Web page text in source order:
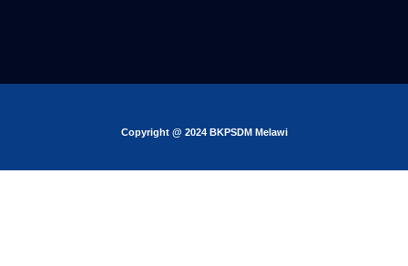
Copyright @ 2024 BKPSDM Melawi